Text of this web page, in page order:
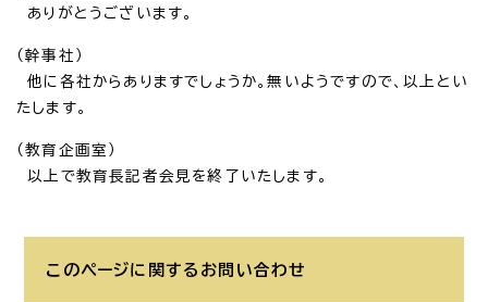
ありがとうございます。
（幹事社）
他に各社からありますでしょうか。無いようですので、以上とい
たします。
（教育企画室）
以上で教育長記者会見を終了いたします。
このページに関する お問い合わせ